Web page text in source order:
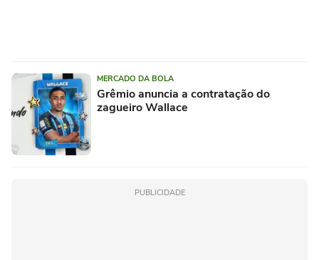
MERCADO DA BOLA
Grêmio anuncia a contratação do
zagueiro Wallace
PUBLICIDADE